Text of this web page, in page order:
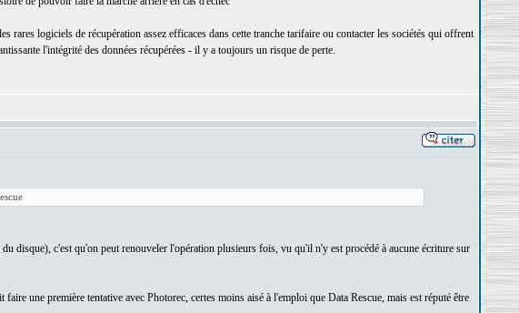
rares logiciels de récupération assez efficaces dans cette tranche tarifaire ou contacter les sociétés qui offrent
l'intégrité des données récupérées - il y a toujours un risque de perte.
disque), c'est qu'on peut renouveler l'opération plusieurs fois, vu qu'il n'y est procédé à aucune écriture sur
une première tentative avec Photorec, certes moins aisé à l'emploi que Data Rescue, mais est réputé être